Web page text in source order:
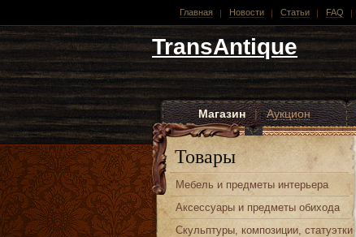
Главная Новости Статьи FAQ
TransAntique
Магазин | Аукцион
Другие стили
Товары
Мебель и предметы интерьера
Аксессуары и предметы обихода
Скульптуры, композиции, статуэтки